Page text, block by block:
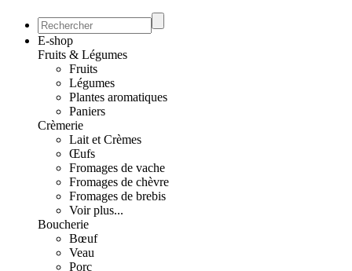
E-shop
Fruits & Légumes
Fruits
Légumes
Plantes aromatiques
Paniers
Crèmerie
Lait et Crèmes
Œufs
Fromages de vache
Fromages de chèvre
Fromages de brebis
Voir plus...
Boucherie
Bœuf
Veau
Porc